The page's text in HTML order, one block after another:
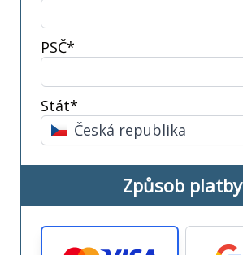
PSČ*
Stát*
Česká republika
Způsob platby